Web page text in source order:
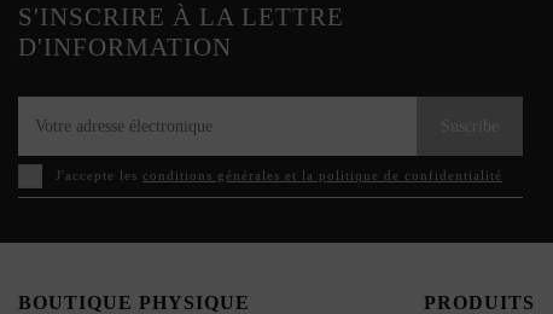
S'INSCRIRE À LA LETTRE
D'INFORMATION
J'accepte les conditions générales et la politique de confidentialité
BOUTIQUE PHYSIQUE PRODUITS